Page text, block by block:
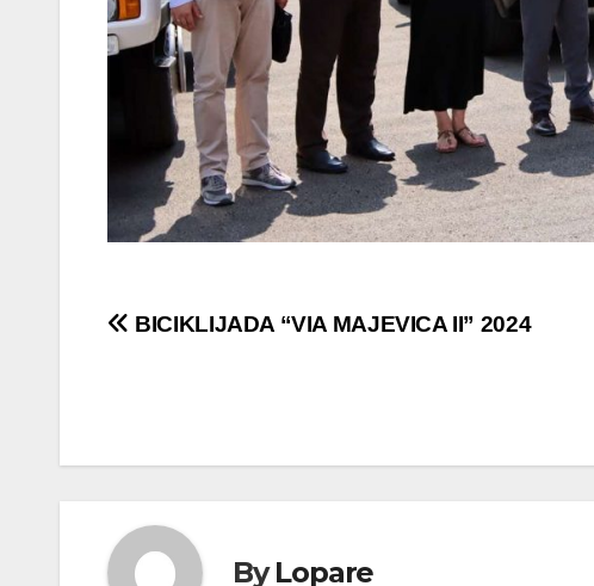
Navigacija
BICIKLIJADA “VIA MAJEVICA II” 2024
ByLopare